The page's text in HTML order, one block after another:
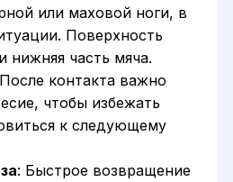
или маховой ноги, в
Поверхность
нижняя часть мяча.
контакта важно
чтобы избежать
к следующему
: Быстрое возвращение